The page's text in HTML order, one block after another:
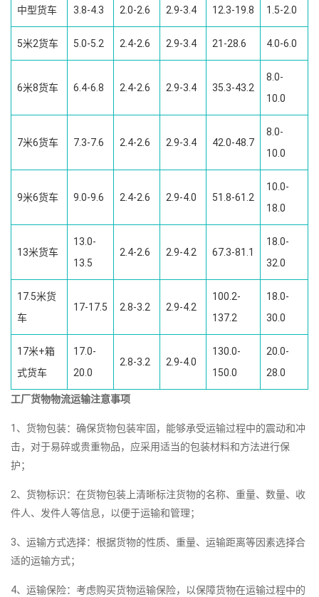
中型货车 3.8-4.3 2.0-2.6 2.9-3.4 12.3-19.8 1.5-2.0
5米2货车 5.0-5.2 2.4-2.6 2.9-3.4 21-28.6 4.0-6.0
6米8货车 6.4-6.8 2.4-2.6 2.9-3.4 35.3-43.2
8.0-
10.0
7米6货车 7.3-7.6 2.4-2.6 2.9-3.4 42.0-48.7
8.0-
10.0
9米6货车 9.0-9.6 2.4-2.6 2.9-4.0 51.8-61.2
10.0-
18.0
13米货车
13.0-
13.5
2.4-2.6 2.9-4.2 67.3-81.1
18.0-
32.0
17.5米货
车
17-17.5 2.8-3.2 2.9-4.2
100.2-
137.2
18.0-
30.0
17米+箱
式货车
17.0-
20.0
2.8-3.2 2.9-4.0
130.0-
150.0
20.0-
28.0
工厂货物物流运输注意事项
1、货物包装：确保货物包装牢固，能够承受运输过程中的震动和冲
击，对于易碎或贵重物品，应采用适当的包装材料和方法进行保
护；
2、货物标识：在货物包装上清晰标注货物的名称、重量、数量、收
件人、发件人等信息，以便于运输和管理；
3、运输方式选择：根据货物的性质、重量、运输距离等因素选择合
适的运输方式；
4、运输保险：考虑购买货物运输保险，以保障货物在运输过程中的